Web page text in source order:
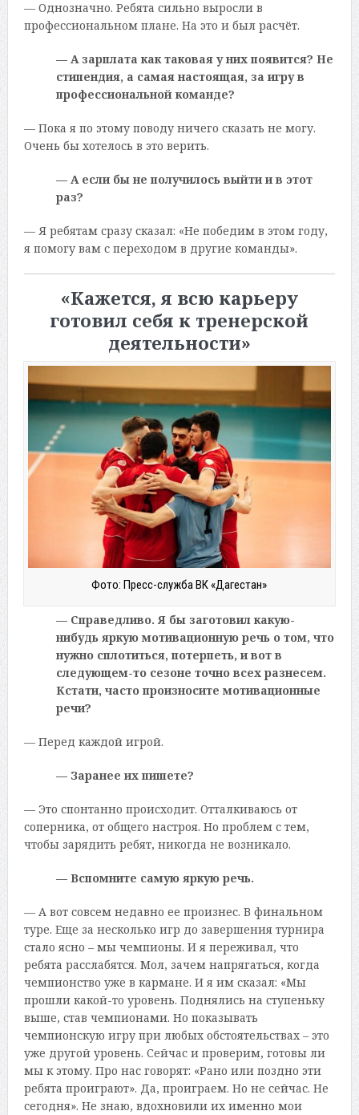
— Однозначно. Ребята сильно выросли в
профессиональном плане. На это и был расчёт.
— А зарплата как таковая у них появится? Не
стипендия, а самая настоящая, за игру в
профессиональной команде?
— Пока я по этому поводу ничего сказать не могу.
Очень бы хотелось в это верить.
— А если бы не получилось выйти и в этот
раз?
— Я ребятам сразу сказал: «Не победим в этом году,
я помогу вам с переходом в другие команды».
«Кажется, я всю карьеру
готовил себя к тренерской
деятельности»
Фото: Пресс-служба ВК «Дагестан»
— Справедливо. Я бы заготовил какую-
нибудь яркую мотивационную речь о том, что
нужно сплотиться, потерпеть, и вот в
следующем-то сезоне точно всех разнесем.
Кстати, часто произносите мотивационные
речи?
— Перед каждой игрой.
— Заранее их пишете?
— Это спонтанно происходит. Отталкиваюсь от
соперника, от общего настроя. Но проблем с тем,
чтобы зарядить ребят, никогда не возникало.
— Вспомните самую яркую речь.
— А вот совсем недавно ее произнес. В финальном
туре. Еще за несколько игр до завершения турнира
стало ясно – мы чемпионы. И я переживал, что
ребята расслабятся. Мол, зачем напрягаться, когда
чемпионство уже в кармане. И я им сказал: «Мы
прошли какой-то уровень. Поднялись на ступеньку
выше, став чемпионами. Но показывать
чемпионскую игру при любых обстоятельствах – это
уже другой уровень. Сейчас и проверим, готовы ли
мы к этому. Про нас говорят: «Рано или поздно эти
ребята проиграют». Да, проиграем. Но не сейчас. Не
сегодня». Не знаю, вдохновили их именно мои